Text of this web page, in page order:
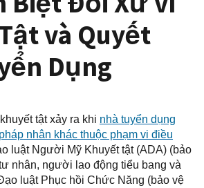
và Quyết
Dụng
tậtxảy ra khi nhà tuyển dụng
nhân khác thuộc phạm vi điều
luật Người Mỹ Khuyết tật (ADA) (bảo
nhân, người lao động tiểu bang và
luật Phục hồi Chức Năng (bảo vệ